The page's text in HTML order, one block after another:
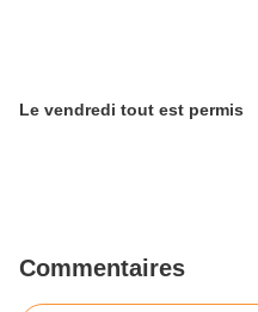
Le vendredi tout est permis
Commentaires